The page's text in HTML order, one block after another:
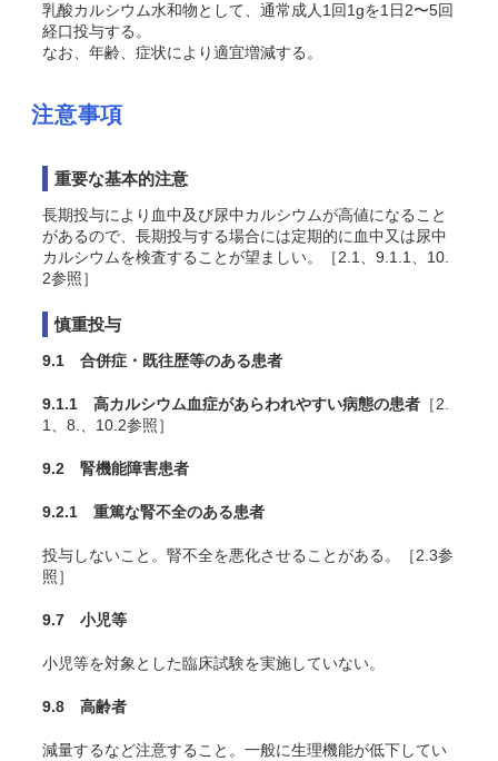
乳酸カルシウム水和物として、通常成人1回1gを1日2〜5回
経口投与する。
なお、年齢、症状により適宜増減する。
注意事項
重要な基本的注意
長期投与により血中及び尿中カルシウムが高値になること
があるので、長期投与する場合には定期的に血中又は尿中
カルシウムを検査することが望ましい。［2.1、9.1.1、10.
2参照］
慎重投与
9.1 合併症・既往歴等のある患者
9.1.1 高カルシウム血症があらわれやすい病態の患者 ［2.
1、8.、10.2参照］
9.2 腎機能障害患者
9.2.1 重篤な腎不全のある患者
投与しないこと。腎不全を悪化させることがある。［2.3参
照］
9.7 小児等
小児等を対象とした臨床試験を実施していない。
9.8 高齢者
減量するなど注意すること。一般に生理機能が低下してい